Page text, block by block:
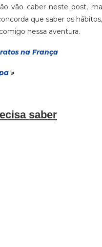
vão caber neste post,
que saber os
nessa aventura.
na França
»
saber